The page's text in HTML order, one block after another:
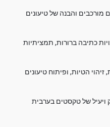
והבנה של טיעונים
כתיבה ברורות, תמציתיות
הטיות, ופיתוח טיעונים
ויעיל של טקסטים בערבית